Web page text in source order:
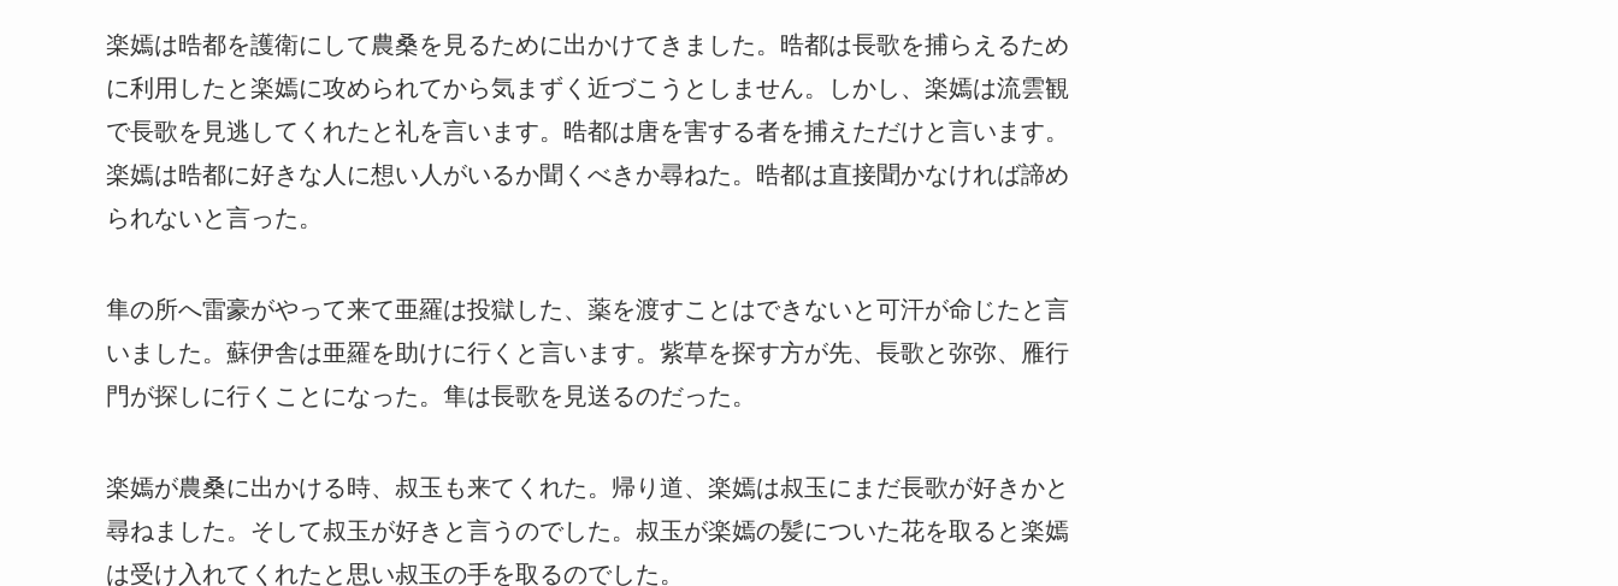
楽嫣は晧都を護衛にして農桑を見るために出かけてきました。晧都は長歌を捕らえるため
に利用したと楽嫣に攻められてから気まずく近づこうとしません。しかし、楽嫣は流雲観
で長歌を見逃してくれたと礼を言います。晧都は唐を害する者を捕えただけと言います。
楽嫣は晧都に好きな人に想い人がいるか聞くべきか尋ねた。晧都は直接聞かなければ諦め
られないと言った。
隼の所へ雷豪がやって来て亜羅は投獄した、薬を渡すことはできないと可汗が命じたと言
いました。蘇伊舎は亜羅を助けに行くと言います。紫草を探す方が先、長歌と弥弥、雁行
門が探しに行くことになった。隼は長歌を見送るのだった。
楽嫣が農桑に出かける時、叔玉も来てくれた。帰り道、楽嫣は叔玉にまだ長歌が好きかと
尋ねました。そして叔玉が好きと言うのでした。叔玉が楽嫣の髪についた花を取ると楽嫣
は受け入れてくれたと思い叔玉の手を取るのでした。